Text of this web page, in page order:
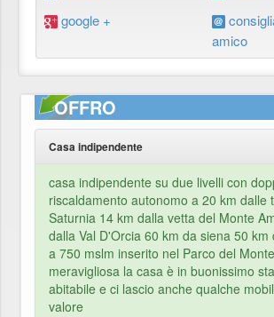
google +
amico
OFFRO
Casa indipendente
casa indipendente su due livelli con
riscaldamento autonomo a 20 km dalle
Saturnia 14 km dalla vetta del Monte
dalla Val D'Orcia 60 km da siena 50 km
a 750 mslm inserito nel Parco del
meravigliosa la casa è in buonissimo
abitabile e ci lascio anche qualche
valore